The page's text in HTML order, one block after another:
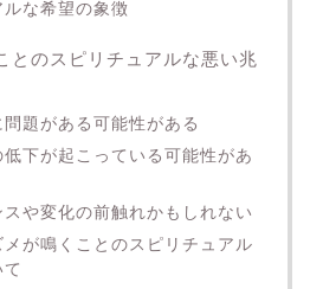
な希望の象徴
とのスピリチュアルな悪い兆
題がある可能性がある
低下が起こっている可能性があ
や変化の前触れかもしれない
メが鳴くことのスピリチュアル